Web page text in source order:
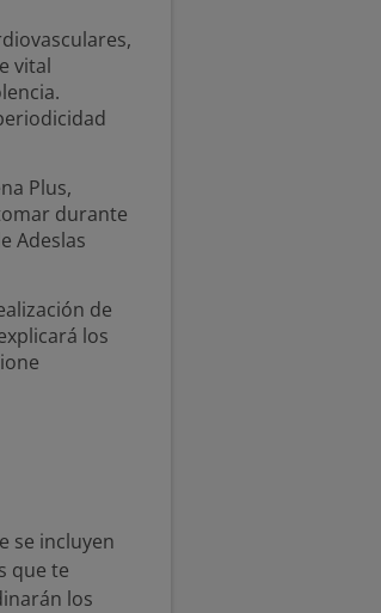
vital
Plus,
durante
Adeslas
de
los
se incluyen
que te
los